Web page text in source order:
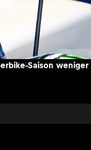
Saison weniger